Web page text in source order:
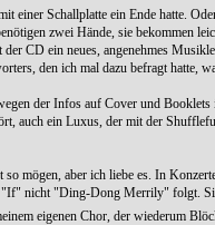
Schallplatte ein Ende hatte.
zwei Hände, sie bekommen
CD ein neues, angenehmes
den ich mal dazu befragt hatte,
der Infos auf Cover und
auch ein Luxus, der mit der
mögen, aber ich liebe es. In
"If" nicht "Ding-Dong Merrily" folgt.
eigenen Chor, der wiederum